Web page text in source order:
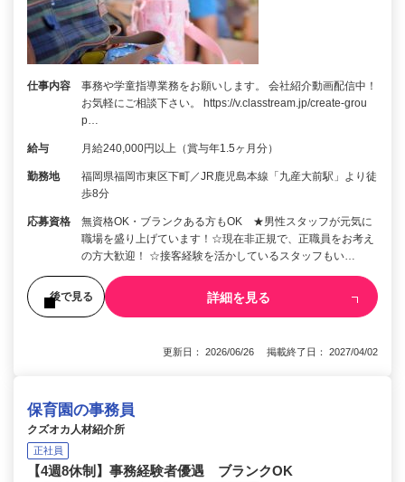
仕事内容
事務や学童指導業務をお願いします。 会社紹介動画配信中！
お気軽にご相談下さい。 https://v.classtream.jp/create-grou
p…
給与 月給240,000円以上（賞与年1.5ヶ月分）
勤務地
福岡県福岡市東区下町／JR鹿児島本線「九産大前駅」より徒
歩8分
応募資格
無資格OK・ブランクある方もOK ★男性スタッフが元気に
職場を盛り上げています！☆現在非正規で、正職員をお考え
の方大歓迎！ ☆接客経験を活かしているスタッフもい…
後で見る 詳細を見る
更新日： 2026/06/26 掲載終了日： 2027/04/02
保育園の事務員
クズオカ人材紹介所
正社員
【4週8休制】事務経験者優遇 ブランクOK